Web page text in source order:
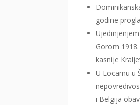
godine
Gorom
kasnije
U Locarnu u
i Belgija